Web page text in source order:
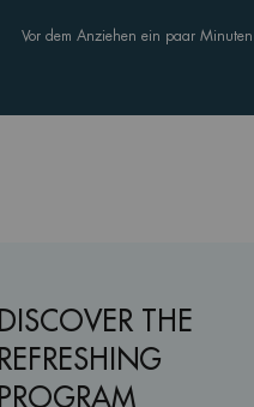
Vor dem Anziehen ein paar Minuten
DISCOVER THE
REFRESHING
PROGRAM